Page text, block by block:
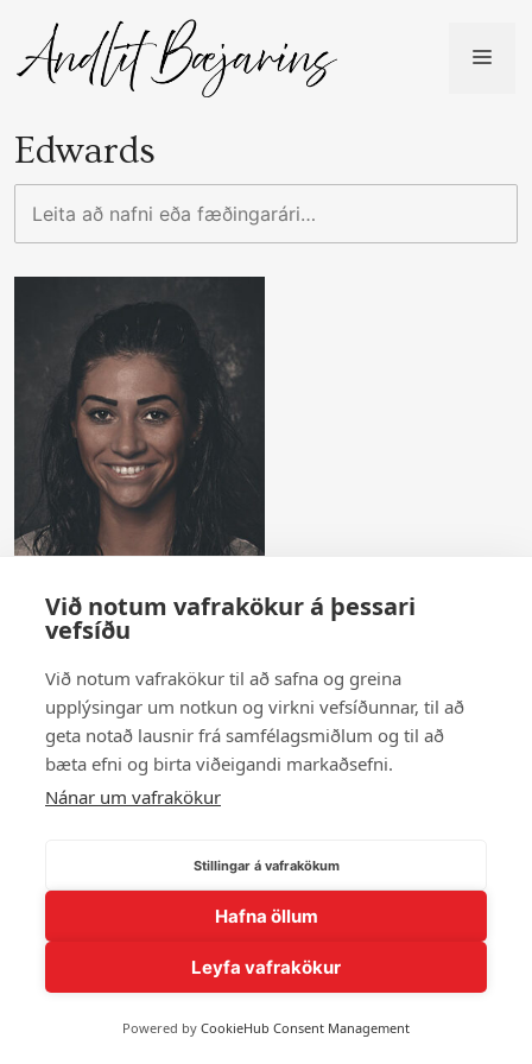
content
Edwards
að
fæðingarári…
Dísa Edwards
Sýna fleiri andlit
Við notum vafrakökur á þessari
vefsíðu
Við notum vafrakökur til að safna og greina
upplýsingar um notkun og virkni vefsíðunnar, til að
geta notað lausnir frá samfélagsmiðlum og til að
bæta efni og birta viðeigandi markaðsefni.
Nánar um vafrakökur
Stillingar á vafrakökum
Hafna öllum
Leyfa vafrakökur
Powered by CookieHub Consent Management